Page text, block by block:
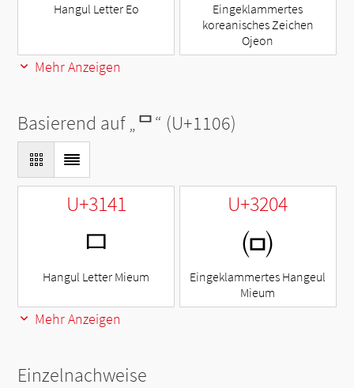
Hangul Letter Eo
Eingeklammertes
koreanisches Zeichen
Ojeon
Mehr Anzeigen
Basierend auf „ᄆ“ (U+1106)
U+3141
ㅁ
Hangul Letter Mieum
U+3204
㈄
Eingeklammertes Hangeul
Mieum
Mehr Anzeigen
Einzelnachweise